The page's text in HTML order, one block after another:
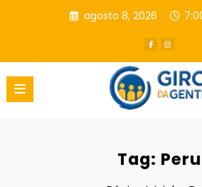
agosto 8, 2026
Tag: Peru